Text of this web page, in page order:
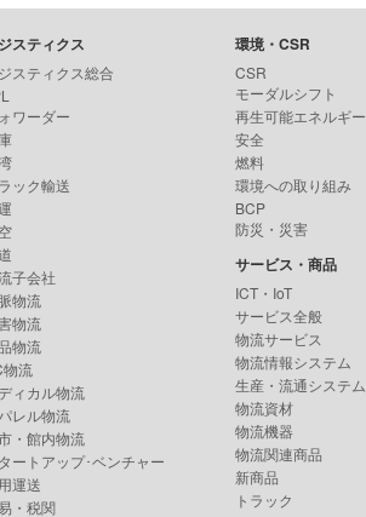
スティクス
スティクス総合
ワーダー
ック輸送
子会社
物流
物流
物流
物流
ィカル物流
レル物流
・館内物流
ートアップ･ベンチャー
運送
・税関
環境・CSR
CSR
モーダルシフト
再生可能エネルギー
安全
燃料
環境への取り組み
BCP
防災・災害
サービス・商品
ICT・IoT
サービス全般
物流サービス
物流情報システム
生産・流通システム
物流資材
物流機器
物流関連商品
新商品
トラック